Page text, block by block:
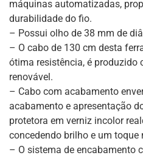
máquinas automatizadas,
durabilidade do fio.
– Possui olho de 38 mm de
– O cabo de 130 cm desta
ótima resistência, é produzido
renovável.
– Cabo com acabamento
acabamento e apresentação
protetora em verniz incolor
concedendo brilho e um
– O sistema de encabamento